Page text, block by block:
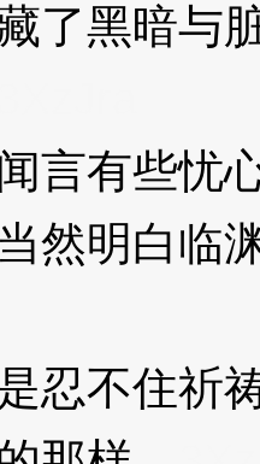
了黑暗与
有些忧心
然明白临
不住祈祷